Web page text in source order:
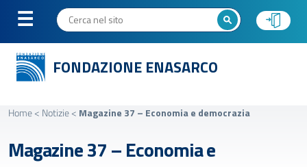
FONDAZIONE ENASARCO
Home< Notizie< Magazine 37 – Economia e democrazia
Magazine 37 – Economia e